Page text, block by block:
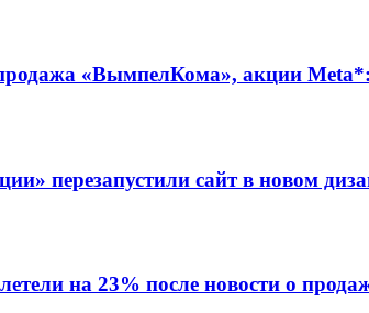
«ВымпелКома», акции Meta*:
перезапустили сайт в новом
на 23% после новости о